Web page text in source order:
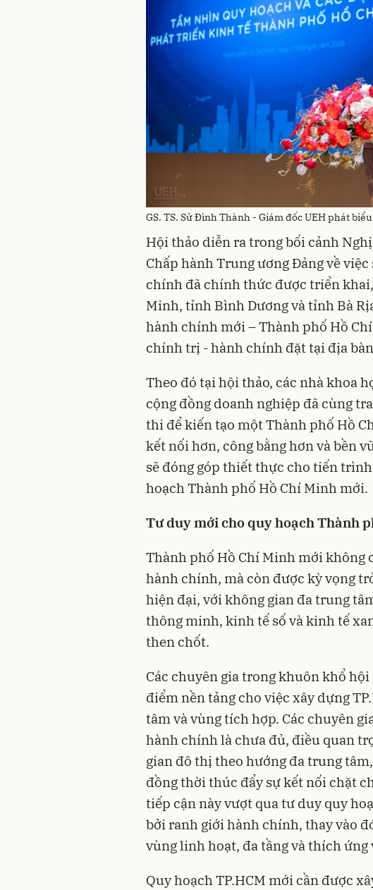
GS. TS. Sử Đình Thành - Giám đốc UEH phát
Hội thảo diễn ra trong bối cảnh
Chấp hành Trung ương Đảng về
chính đã chính thức được triển
Minh, tỉnh Bình Dương và tỉnh Bà
hành chính mới – Thành phố Hồ
chính trị - hành chính đặt tại địa bàn
Theo đó tại hội thảo, các nhà khoa
cộng đồng doanh nghiệp đã cùng
thi để kiến tạo một Thành phố Hồ
kết nối hơn, công bằng hơn và bền
sẽ đóng góp thiết thực cho tiến
hoạch Thành phố Hồ Chí Minh mới.
Tư duy mới cho quy hoạch Thành
Thành phố Hồ Chí Minh mới không
hành chính, mà còn được kỳ vọng
hiện đại, với không gian đa trung
thông minh, kinh tế số và kinh tế
then chốt.
Các chuyên gia trong khuôn khổ
điểm nền tảng cho việc xây dựng
tâm và vùng tích hợp. Các chuyên
hành chính là chưa đủ, điều quan
gian đô thị theo hướng đa trung
đồng thời thúc đẩy sự kết nối chặt
tiếp cận này vượt qua tư duy quy
bởi ranh giới hành chính, thay vào
vùng linh hoạt, đa tầng và thích
Quy hoạch TP.HCM mới cần được